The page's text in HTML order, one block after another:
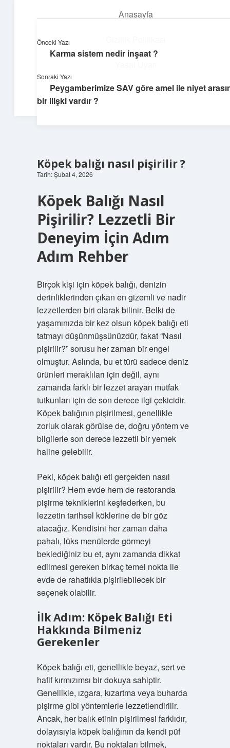
Anasayfa
Hakkımızda
Teknoloji ve Aşk
Dijital dünyada keyifli bir macera!
Köpek balığı nasıl pişirilir ?
Tarih: Şubat 4, 2026
Köpek Balığı Nasıl
Pişirilir? Lezzetli Bir
Deneyim İçin Adım
Adım Rehber
Birçok kişi için köpek balığı, denizin
derinliklerinden çıkan en gizemli ve nadir
lezzetlerden biri olarak bilinir. Belki de
yaşamınızda bir kez olsun köpek balığı eti
tatmayı düşünmüşsünüzdür, fakat “Nasıl
pişirilir?” sorusu her zaman bir engel
olmuştur. Aslında, bu et türü sadece deniz
ürünleri meraklıları için değil, aynı
zamanda farklı bir lezzet arayan mutfak
tutkunları için de son derece ilgi çekicidir.
Köpek balığının pişirilmesi, genellikle
zorluk olarak görülse de, doğru yöntem ve
bilgilerle son derece lezzetli bir yemek
haline gelebilir.
Peki, köpek balığı eti gerçekten nasıl
pişirilir? Hem evde hem de restoranda
pişirme tekniklerini keşfederken, bu
lezzetin tarihsel köklerine de bir göz
atacağız. Kendisini her zaman daha
pahalı, lüks menülerde görmeyi
beklediğiniz bu et, aynı zamanda dikkat
edilmesi gereken birkaç temel nokta ile
evde de rahatlıkla pişirilebilecek bir
seçenek olabilir.
İlk Adım: Köpek Balığı Eti
Hakkında Bilmeniz
Gerekenler
Köpek balığı eti, genellikle beyaz, sert ve
hafif kırmızımsı bir dokuya sahiptir.
Genellikle, ızgara, kızartma veya buharda
pişirme gibi yöntemlerle lezzetlendirilir.
Ancak, her balık etinin pişirilmesi farklıdır,
dolayısıyla köpek balığının da kendi püf
noktaları vardır. Bu noktaları bilmek,
Önceki Yazı
Karma sistem nedir inşaat ?
Sonraki Yazı
Peygamberimize SAV göre amel ile niyet
bir ilişki vardır ?